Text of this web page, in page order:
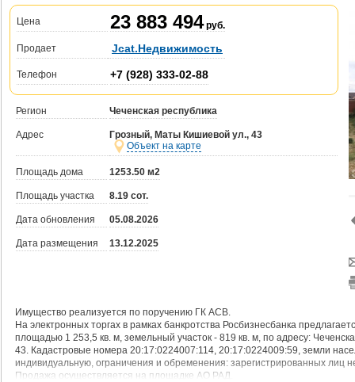
Цена 23 883 494руб.
Продает Jcat.Недвижимость
Телефон +7 (928) 333-02-88
Регион Чеченская республика
Адрес
Грозный, Маты Кишиевой ул., 43
Объект на карте
Площадь дома 1253.50 м2
Площадь участка 8.19 сот.
Дата обновления 05.08.2026
Дата размещения 13.12.2025
Имущество реализуется по поручению ГК АСВ.
На электронных торгах в рамках банкротства Росбизнесбанка
площадью 1 253,5 кв. м, земельный участок - 819 кв. м, по адресу:
43. Кадастровые номера 20:17:0224007:114, 20:17:0224009:59, земли
индивидуальную, ограничения и обременения: зарегистрированных лиц
Продажа осуществляется на площадке АО РАД.